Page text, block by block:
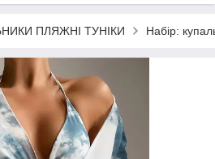
ПЛЯЖНІ ТУНІКИ Набір: